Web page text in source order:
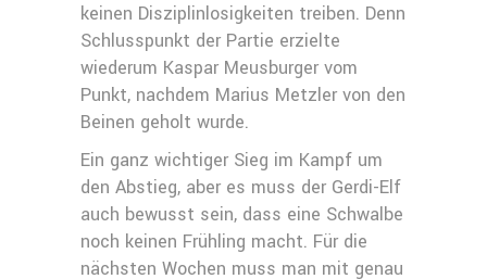
keinen Disziplinlosigkeiten treiben. Denn
Schlusspunkt der Partie erzielte
wiederum Kaspar Meusburger vom
Punkt, nachdem Marius Metzler von den
Beinen geholt wurde.
Ein ganz wichtiger Sieg im Kampf um
den Abstieg, aber es muss der Gerdi-Elf
auch bewusst sein, dass eine Schwalbe
noch keinen Frühling macht. Für die
nächsten Wochen muss man mit genau